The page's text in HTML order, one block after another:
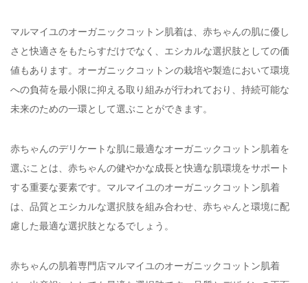
マルマイユのオーガニックコットン肌着は、赤ちゃんの肌に優し
さと快適さをもたらすだけでなく、エシカルな選択肢としての価
値もあります。オーガニックコットンの栽培や製造において環境
への負荷を最小限に抑える取り組みが行われており、持続可能な
未来のための一環として選ぶことができます。
赤ちゃんのデリケートな肌に最適なオーガニックコットン肌着を
選ぶことは、赤ちゃんの健やかな成長と快適な肌環境をサポート
する重要な要素です。マルマイユのオーガニックコットン肌着
は、品質とエシカルな選択肢を組み合わせ、赤ちゃんと環境に配
慮した最適な選択肢となるでしょう。
赤ちゃんの肌着専門店マルマイユのオーガニックコットン肌着